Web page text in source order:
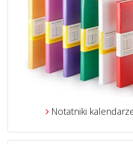
Notatniki